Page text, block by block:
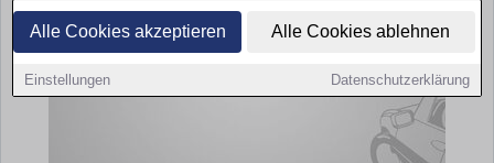
Alle Cookies akzeptieren Alle Cookies ablehnen
Einstellungen Datenschutzerklärung